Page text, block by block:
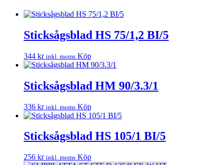
Sticksågsblad HS 75/1,2 BI/5
344 kr inkl. moms Köp
Sticksågsblad HM 90/3.3/1
336 kr inkl. moms Köp
Sticksågsblad HS 105/1 BI/5
256 kr inkl. moms Köp